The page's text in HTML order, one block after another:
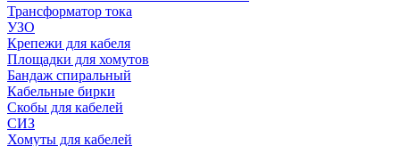
Трансформатор тока
УЗО
Крепежи для кабеля
Площадки для хомутов
Бандаж спиральный
Кабельные бирки
Cкобы для кабелей
СИЗ
Хомуты для кабелей